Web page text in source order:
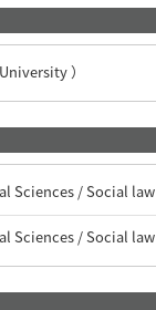
）
Sciences / Social law
Sciences / Social law